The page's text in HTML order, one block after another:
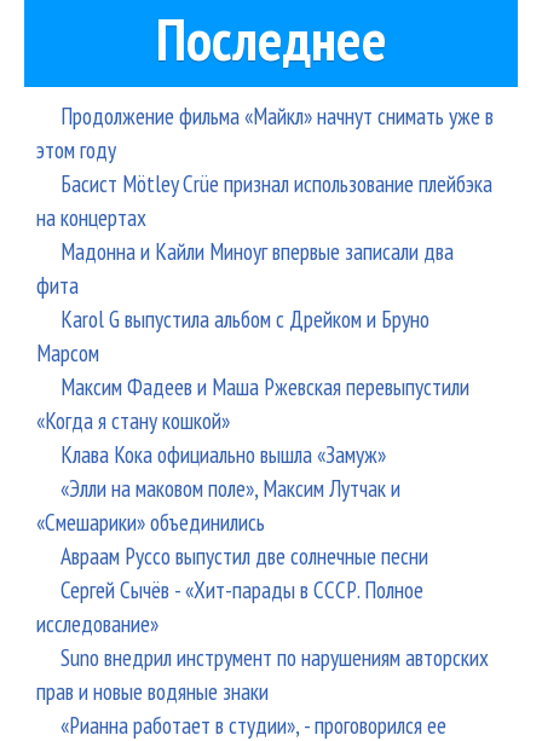
Последнее
Продолжение фильма «Майкл» начнут снимать уже в
этом году
Басист Mötley Crüe признал использование плейбэка
на концертах
Мадонна и Кайли Миноуг впервые записали два
фита
Karol G выпустила альбом с Дрейком и Бруно
Марсом
Максим Фадеев и Маша Ржевская перевыпустили
«Когда я стану кошкой»
Клава Кока официально вышла «Замуж»
«Элли на маковом поле», Максим Лутчак и
«Смешарики» объединились
Авраам Руссо выпустил две солнечные песни
Сергей Сычёв - «Хит-парады в СССР. Полное
исследование»
Suno внедрил инструмент по нарушениям авторских
прав и новые водяные знаки
«Рианна работает в студии», - проговорился ее